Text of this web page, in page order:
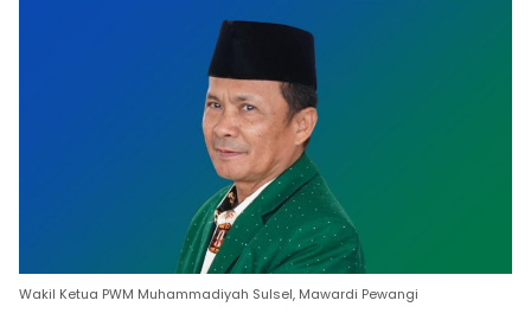
Wakil Ketua PWM Muhammadiyah Sulsel, Mawardi Pewangi